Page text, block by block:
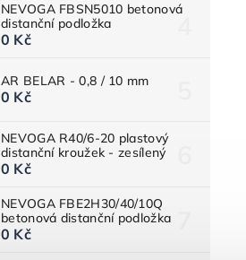
NEVOGA FBSN5010 betonová
distanční podložka
0 Kč
AR BELAR - 0,8 / 10 mm
0 Kč
NEVOGA R40/6-20 plastový
distanční kroužek - zesílený
0 Kč
NEVOGA FBE2H30/40/10Q
betonová distanční podložka
0 Kč